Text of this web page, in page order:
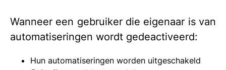
Wanneer een gebruiker die eigenaar is van
automatiseringen wordt gedeactiveerd:
Hun automatiseringen worden uitgeschakeld